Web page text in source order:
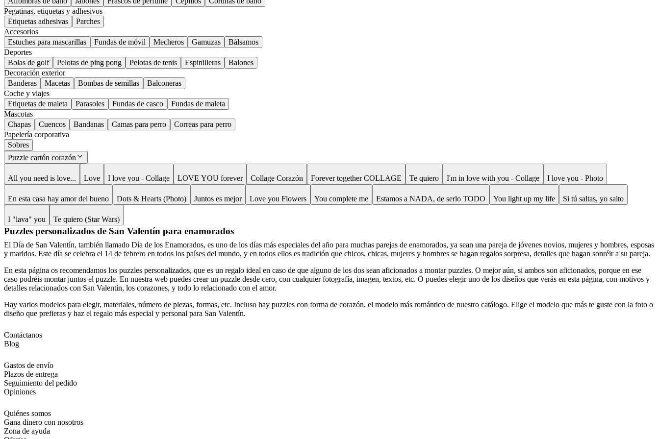
Pegatinas, etiquetas y adhesivos
Etiquetas adhesivas
Parches
Accesorios
Estuches para mascarillas
Fundas de móvil Mecheros Gamuzas
Bálsamos
Deportes
Bolas de golf
Pelotas de ping pong Pelotas de tenis Espinilleras
Balones
Decoración exterior
Banderas
Macetas Bombas de semillas
Balconeras
Coche y viajes
Etiquetas de maleta
Parasoles Fundas de casco
Fundas de maleta
Mascotas
Chapas
Cuencos Bandanas Camas para perro
Correas para perro
Papelería corporativa
Sobres
Puzzle cartón corazón
All you need is love... Love I love you - Collage LOVE YOU forever Collage Corazón Forever together COLLAGE Te quiero I'm in love with you - Collage I love you - Photo
En esta casa hay amor del bueno Dots & Hearts (Photo) Juntos es mejor Love you Flowers You complete me Estamos a NADA, de serlo TODO You light up my life Si tú saltas, yo salto
I "lava" you Te quiero (Star Wars)
Puzzles personalizados de San Valentín para enamorados
El Día de San Valentín, también llamado Día de los Enamorados, es uno de los días más especiales del año para muchas parejas de enamorados, ya sean una pareja de jóvenes novios, mujeres y hombres, esposas
y maridos. Este día se celebra el 14 de febrero en todos los países del mundo, y en todos ellos es tradición que chicos, chicas, mujeres y hombres se hagan regalos sorpresa, detalles que hagan sonréir a su pareja.
En esta página os recomendamos los puzzles personalizados, que es un regalo ideal en caso de que alguno de los dos sean aficionados a montar puzzles. O mejor aún, si ambos son aficionados, porque en ese
caso podréis montar juntos el puzzle. En nuestra web puedes crear un puzzle desde cero, con cualquier fotografía, imagen, textos, etc. O puedes elegir uno de los diseños que verás en esta página, con motivos y
detalles relacionados con San Valentín, los corazones, y todo lo relacionado con el amor.
Hay varios modelos para elegir, materiales, número de piezas, formas, etc. Incluso hay puzzles con forma de corazón, el modelo más romántico de nuestro catálogo. Elige el modelo que más te guste con la foto o
diseño que prefieras y haz el regalo más especial y personal para San Valentín.
Contáctanos
Blog
Gastos de envío
Plazos de entrega
Seguimiento del pedido
Opiniones
Quiénes somos
Gana dinero con nosotros
Zona de ayuda